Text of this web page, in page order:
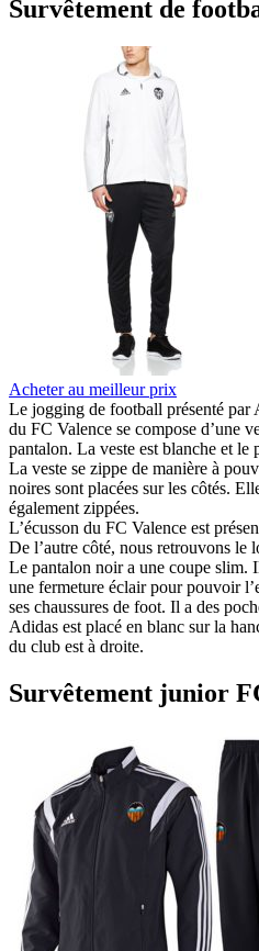
Survêtement de
Acheter au meilleur prix
Le jogging de football présenté par
du FC Valence se compose d’une
pantalon. La veste est blanche et le
La veste se zippe de manière à
noires sont placées sur les côtés.
également zippées.
L’écusson du FC Valence est
De l’autre côté, nous retrouvons le
Le pantalon noir a une coupe slim.
une fermeture éclair pour pouvoir
ses chaussures de foot. Il a des
Adidas est placé en blanc sur la
du club est à droite.
Survêtement junior